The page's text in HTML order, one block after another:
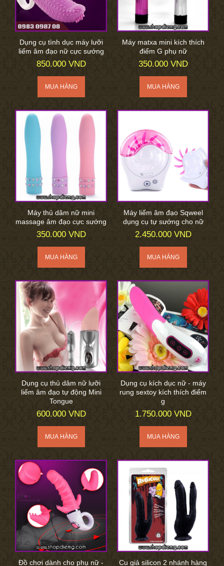
Dụng cụ tình dục máy lưỡi
liếm âm đạo nữ cực sướng
850.000 VND
Máy matxa mini kích thích
điểm G phụ nữ
350.000 VND
Máy thủ dâm nữ mini
massage âm đạo cực sướng
350.000 VND
Máy liếm âm đạo Sqweel
dụng cụ tự sướng cho nữ
2.450.000 VND
Dụng cụ thủ dâm nữ lưỡi
liếm âm đạo tự động Mini
Tongue
600.000 VND
Dụng cụ kích dục nữ - máy
rung sextoy kích thích điểm
g
1.750.000 VND
Đồ chơi dành cho phụ nữ - Cu giả silicon 2 nhánh hàng